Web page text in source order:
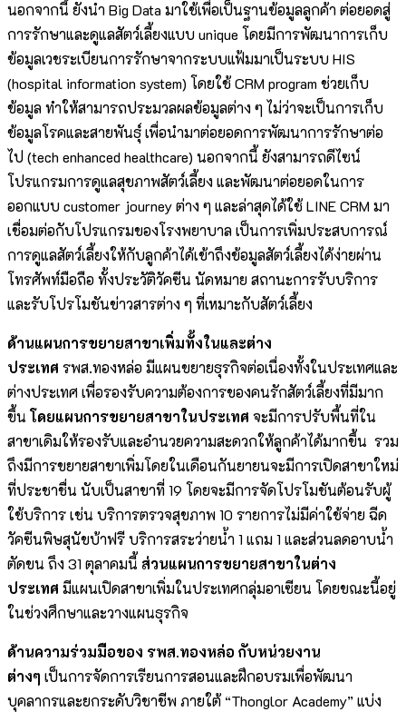
นอกจากนี้ ยังนำ Big Data มาใช้เพื่อเป็นฐานข้อมูลลูกค้า ต่อยอดสู่
การรักษาและดูแลสัตว์เลี้ยงแบบ unique โดยมีการพัฒนาการเก็บ
ข้อมูลเวชระเบียนการรักษาจากระบบแฟ้มมาเป็นระบบ HIS
(hospital information system) โดยใช้ CRM program ช่วยเก็บ
ข้อมูล ทำให้สามารถประมวลผลข้อมูลต่าง ๆ ไม่ว่าจะเป็นการเก็บ
ข้อมูลโรคและสายพันธุ์ เพื่อนำมาต่อยอดการพัฒนาการรักษาต่อ
ไป (tech enhanced healthcare) นอกจากนี้ ยังสามารถดีไซน์
โปรแกรมการดูแลสุขภาพสัตว์เลี้ยง และพัฒนาต่อยอดในการ
ออกแบบ customer journey ต่าง ๆ และล่าสุดได้ใช้ LINE CRM มา
เชื่อมต่อกับโปรแกรมของโรงพยาบาล เป็นการเพิ่มประสบการณ์
การดูแลสัตว์เลี้ยงให้กับลูกค้าได้เข้าถึงข้อมูลสัตว์เลี้ยงได้ง่ายผ่าน
โทรศัพท์มือถือ ทั้งประวัติวัคซีน นัดหมาย สถานะการรับบริการ
และรับโปรโมชันข่าวสารต่าง ๆ ที่เหมาะกับสัตว์เลี้ยง
ด้านแผนการขยายสาขาเพิ่มทั้งในและต่าง
ประเทศ รพส.ทองหล่อ มีแผนขยายธุรกิจต่อเนื่องทั้งในประเทศและ
ต่างประเทศ เพื่อรองรับความต้องการของคนรักสัตว์เลี้ยงที่มีมาก
ขึ้น โดยแผนการขยายสาขาในประเทศ จะมีการปรับพื้นที่ใน
สาขาเดิมให้รองรับและอำนวยความสะดวกให้ลูกค้าได้มากขึ้น รวม
ถึงมีการขยายสาขาเพิ่มโดยในเดือนกันยายนจะมีการเปิดสาขาใหม่
ที่ประชาชื่น นับเป็นสาขาที่ 19 โดยจะมีการจัดโปรโมชันต้อนรับผู้
ใช้บริการ เช่น บริการตรวจสุขภาพ 10 รายการไม่มีค่าใช้จ่าย ฉีด
วัคซีนพิษสุนัขบ้าฟรี บริการสระว่ายน้ำ 1 แถม 1 และส่วนลดอาบน้ำ
ตัดขน ถึง 31 ตุลาคมนี้ ส่วนแผนการขยายสาขาในต่าง
ประเทศ มีแผนเปิดสาขาเพิ่มในประเทศกลุ่มอาเซียน โดยขณะนี้อยู่
ในช่วงศึกษาและวางแผนธุรกิจ
ด้านความร่วมมือของ รพส.ทองหล่อ กับหน่วยงาน
ต่างๆ เป็นการจัดการเรียนการสอนและฝึกอบรมเพื่อพัฒนา
บุคลากรและยกระดับวิชาชีพ ภายใต้ “Thonglor Academy” แบ่ง